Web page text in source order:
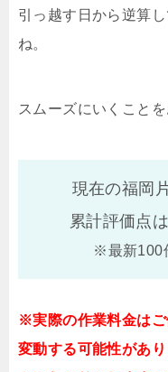
引っ越す日から逆算
ね。
スムーズにいくことを
現在の福岡
累計評価点は
※最新100
※実際の作業料金は
変動する可能性があ